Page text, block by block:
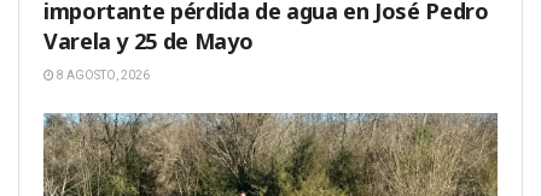
importante pérdida de agua en José Pedro
Varela y 25 de Mayo
8 AGOSTO, 2026